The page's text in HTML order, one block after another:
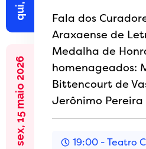
sex, 15 maio 2026
Fala dos
Araxaense de
Medalha de
homenageados:
Bittencourt de
Jerônimo Pereira
19:00 - Teatro